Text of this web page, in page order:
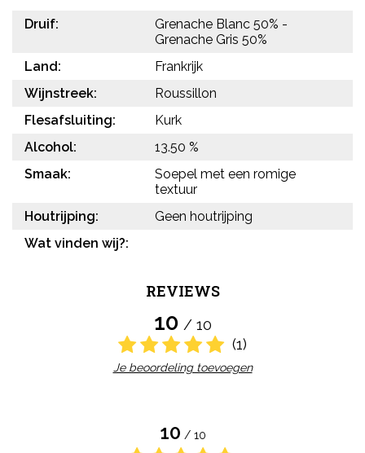
Druif:
Grenache Blanc 50% -
Grenache Gris 50%
Land:
Frankrijk
Wijnstreek:
Roussillon
Flesafsluiting:
Kurk
Alcohol:
13.50 %
Smaak:
Soepel met een romige
textuur
Houtrijping:
Geen houtrijping
Wat vinden wij?:
REVIEWS
10 / 10
(1)
Je beoordeling toevoegen
10 / 10